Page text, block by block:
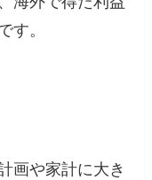
す。
画や家計に大き